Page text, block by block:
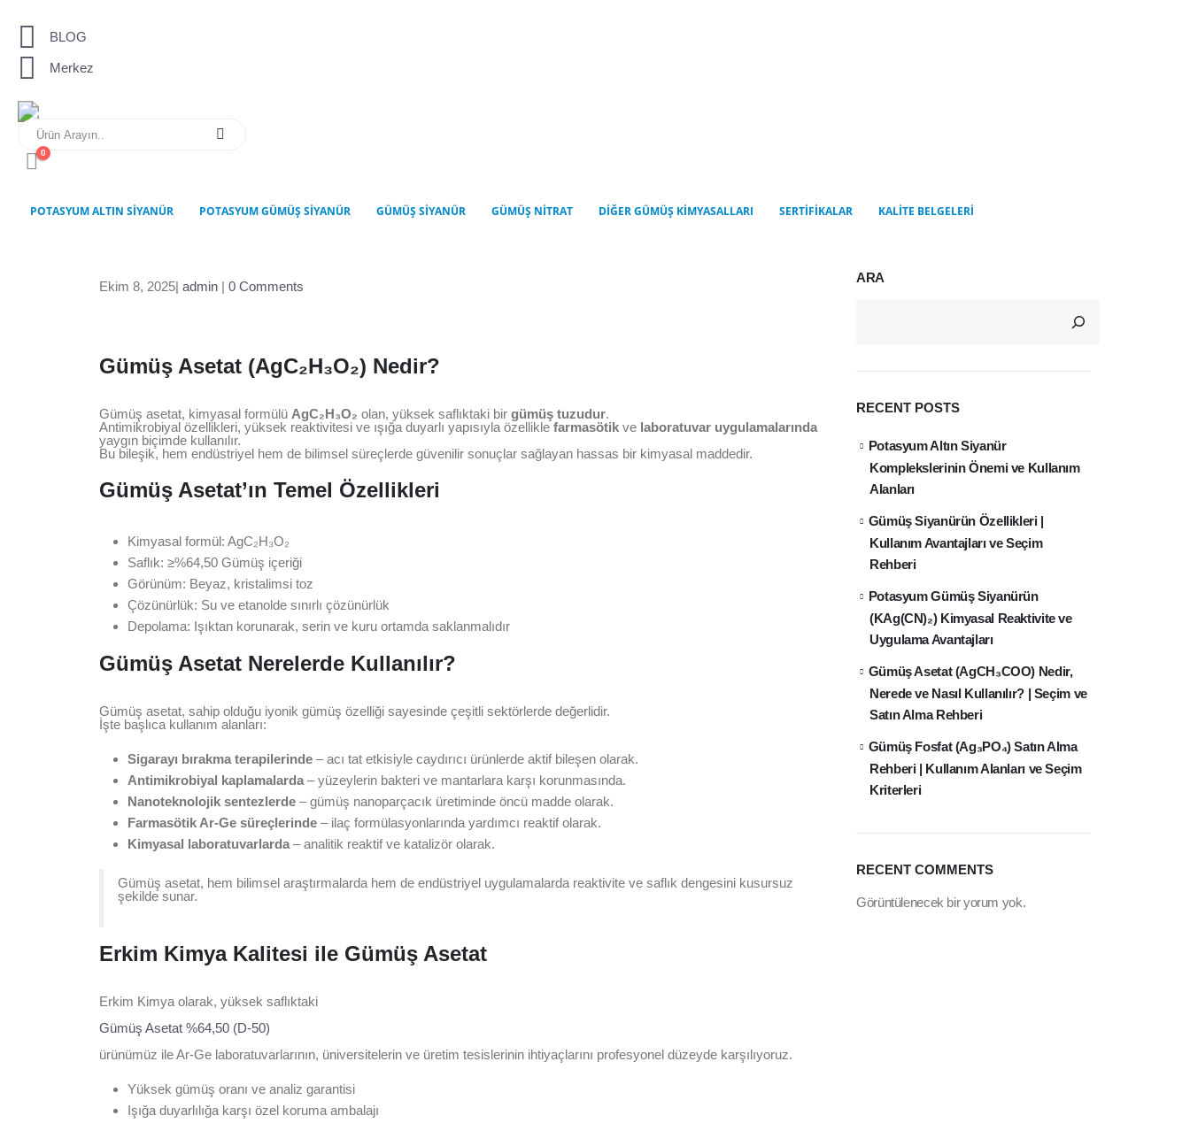
BLOG
Merkez
0
POTASYUM ALTIN SIYANÜR POTASYUM GÜMÜŞ SIYANÜR GÜMÜŞ SIYANÜR GÜMÜŞ NITRAT DIĞER GÜMÜŞ KIMYASALLARI SERTIFIKALAR KALITE BELGELERI
Ekim 8, 2025 admin 0 Comments
Gümüş Asetat (AgC₂H₃O₂) Nedir?
Gümüş asetat, kimyasal formülü AgC₂H₃O₂ olan, yüksek saflıktaki bir gümüş tuzudur.
Antimikrobiyal özellikleri, yüksek reaktivitesi ve ışığa duyarlı yapısıyla özellikle farmasötik ve laboratuvar uygulamalarında
yaygın biçimde kullanılır.
Bu bileşik, hem endüstriyel hem de bilimsel süreçlerde güvenilir sonuçlar sağlayan hassas bir kimyasal maddedir.
Gümüş Asetat’ın Temel Özellikleri
Kimyasal formül: AgC₂H₃O₂
Saflık: ≥%64,50 Gümüş içeriği
Görünüm: Beyaz, kristalimsi toz
Çözünürlük: Su ve etanolde sınırlı çözünürlük
Depolama: Işıktan korunarak, serin ve kuru ortamda saklanmalıdır
Gümüş Asetat Nerelerde Kullanılır?
Gümüş asetat, sahip olduğu iyonik gümüş özelliği sayesinde çeşitli sektörlerde değerlidir.
İşte başlıca kullanım alanları:
Sigarayı bırakma terapilerinde – acı tat etkisiyle caydırıcı ürünlerde aktif bileşen olarak.
Antimikrobiyal kaplamalarda – yüzeylerin bakteri ve mantarlara karşı korunmasında.
Nanoteknolojik sentezlerde – gümüş nanoparçacık üretiminde öncü madde olarak.
Farmasötik Ar-Ge süreçlerinde – ilaç formülasyonlarında yardımcı reaktif olarak.
Kimyasal laboratuvarlarda – analitik reaktif ve katalizör olarak.
Gümüş asetat, hem bilimsel araştırmalarda hem de endüstriyel uygulamalarda reaktivite ve saflık dengesini kusursuz
şekilde sunar.
Erkim Kimya Kalitesi ile Gümüş Asetat
Erkim Kimya olarak, yüksek saflıktaki
Gümüş Asetat %64,50 (D-50)
ürünümüz ile Ar-Ge laboratuvarlarının, üniversitelerin ve üretim tesislerinin ihtiyaçlarını profesyonel düzeyde karşılıyoruz.
Yüksek gümüş oranı ve analiz garantisi
Işığa duyarlılığa karşı özel koruma ambalajı
ARA
RECENT POSTS
Potasyum Altın Siyanür
Komplekslerinin Önemi ve Kullanım
Alanları
Gümüş Siyanürün Özellikleri |
Kullanım Avantajları ve Seçim
Rehberi
Potasyum Gümüş Siyanürün
(KAg(CN)₂) Kimyasal Reaktivite ve
Uygulama Avantajları
Gümüş Asetat (AgCH₃COO) Nedir,
Nerede ve Nasıl Kullanılır? | Seçim ve
Satın Alma Rehberi
Gümüş Fosfat (Ag₃PO₄) Satın Alma
Rehberi | Kullanım Alanları ve Seçim
Kriterleri
RECENT COMMENTS
Görüntülenecek bir yorum yok.